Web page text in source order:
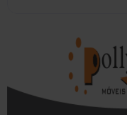
Bom Jesus da Lapa
Boquira